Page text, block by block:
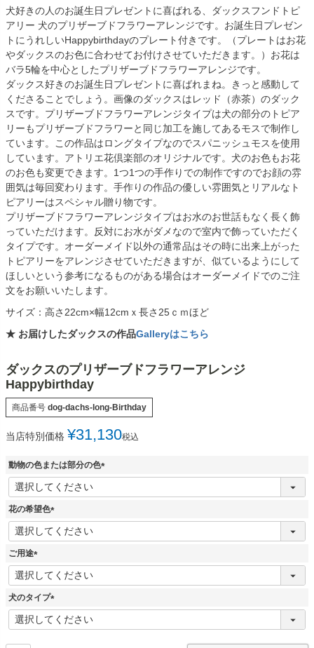
犬好きの人のお誕生日プレゼントに喜ばれる、ダックスフンドトピ
アリー 犬のプリザーブドフラワーアレンジです。お誕生日プレゼン
トにうれしいHappybirthdayのプレート付きです。（プレートはお花
やダックスのお色に合わせてお付けさせていただきます。）お花は
バラ5輪を中心としたプリザーブドフラワーアレンジです。
ダックス好きのお誕生日プレゼントに喜ばれまね。きっと感動して
くださることでしょう。画像のダックスはレッド（赤茶）のダック
スです。プリザーブドフラワーアレンジタイプは犬の部分のトピア
リーもプリザーブドフラワーと同じ加工を施してあるモスで制作し
ています。この作品はロングタイプなのでスパニッシュモスを使用
しています。アトリエ花倶楽部のオリジナルです。犬のお色もお花
のお色も変更できます。1つ1つの手作りでの制作ですのでお顔の雰
囲気は毎回変わります。手作りの作品の優しい雰囲気とリアルなト
ピアリーはスペシャル贈り物です。
プリザーブドフラワーアレンジタイプはお水のお世話もなく長く飾
っていただけます。反対にお水がダメなので室内で飾っていただく
タイプです。オーダーメイド以外の通常品はその時に出来上がった
トピアリーをアレンジさせていただきますが、似ているようにして
ほしいという参考になるものがある場合はオーダーメイドでのご注
文をお願いいたします。
サイズ：高さ22cm×幅12cmｘ長さ25ｃｍほど
★ お届けしたダックスの作品Galleryはこちら
ダックスのプリザーブドフラワーアレンジ
Happybirthday
商品番号 dog-dachs-long-Birthday
当店特別価格 ¥31,130税込
動物の色または部分の色
(
花の希望色
(
必
ご用途
(
必
須
犬のタイプ
(
必